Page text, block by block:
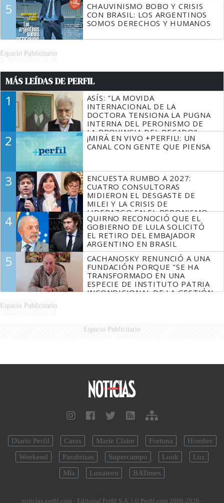
5
CHAUVINISMO BOBO Y CRISIS
CON BRASIL: LOS ARGENTINOS
SOMOS DERECHOS Y HUMANOS
Espacio Publicitario
MÁS LEÍDAS DE PERFIL
1
ASÍS: "LA MOVIDA
INTERNACIONAL DE LA
DOCTORA TENSIONA LA PUGNA
INTERNA DEL PERONISMO DE
LA PROVINCIA DEL PECADO"
2
¡MIRÁ EN VIVO +PERFIL!: UN
CANAL CON GENTE QUE PIENSA
3
ENCUESTA RUMBO A 2027:
CUATRO CONSULTORAS
MIDIERON EL DESGASTE DE
MILEI Y LA CRISIS DE
LIDERAZGO EN EL PERONISMO
4
QUIRNO RECONOCIÓ QUE EL
GOBIERNO DE LULA SOLICITÓ
EL RETIRO DEL EMBAJADOR
ARGENTINO EN BRASIL
5
CACHANOSKY RENUNCIÓ A UNA
FUNDACIÓN PORQUE "SE HA
TRANSFORMADO EN UNA
ESPECIE DE INSTITUTO PATRIA
INCONDICIONAL DE LA GESTIÓN
Espacio Publicitario
Espacio Publicitario
Diario Perfil Caras Marie Claire Fortuna
Hombre
Weekend
Parabrisas Supercampo Look
Luz
Mía
Lunateen BATimes
noticias.perfil.com - Editorial Perfil S.A. | © Perfil.com 2006-2026 -